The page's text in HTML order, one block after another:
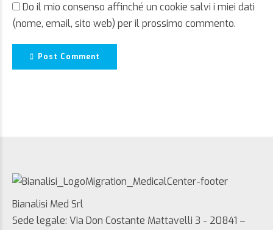
Do il mio consenso affinché un cookie salvi i miei dati
(nome, email, sito web) per il prossimo commento.
Post Comment
Bianalisi Med Srl
Sede legale: Via Don Costante Mattavelli 3 - 20841 –